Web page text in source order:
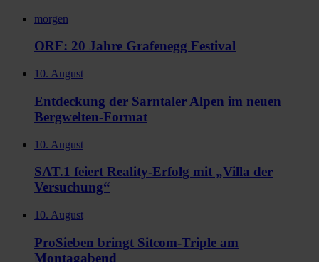
morgen
ORF: 20 Jahre Grafenegg Festival
10. August
Entdeckung der Sarntaler Alpen im neuen
Bergwelten-Format
10. August
SAT.1 feiert Reality-Erfolg mit „Villa der
Versuchung“
10. August
ProSieben bringt Sitcom-Triple am
Montagabend